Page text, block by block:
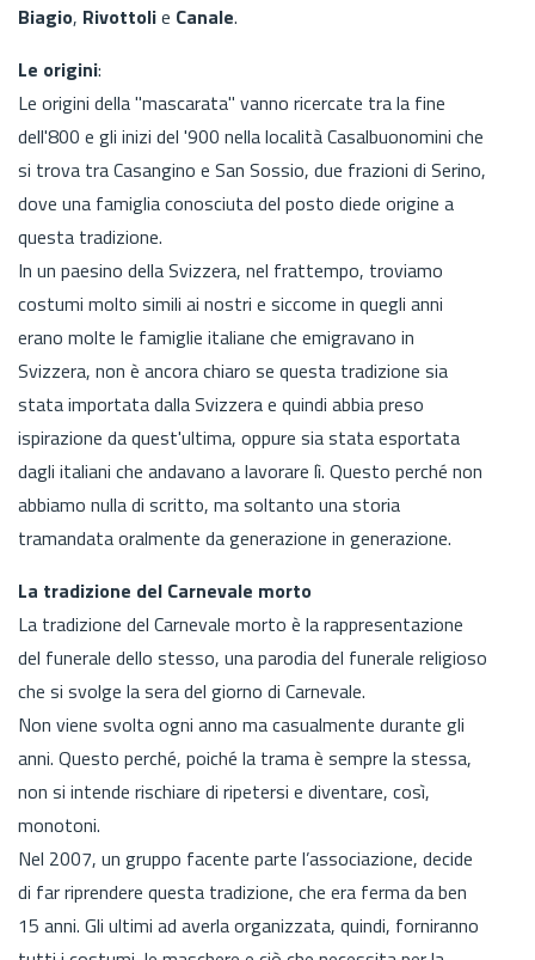
Biagio, Rivottolie Canale.
Le origini:
Le origini della "mascarata" vanno ricercate tra la fine
dell'800 e gli inizi del '900 nella località Casalbuonomini che
si trova tra Casangino e San Sossio, due frazioni di Serino,
dove una famiglia conosciuta del posto diede origine a
questa tradizione.
In un paesino della Svizzera, nel frattempo, troviamo
costumi molto simili ai nostri e siccome in quegli anni
erano molte le famiglie italiane che emigravano in
Svizzera, non è ancora chiaro se questa tradizione sia
stata importata dalla Svizzera e quindi abbia preso
ispirazione da quest'ultima, oppure sia stata esportata
dagli italiani che andavano a lavorare lì. Questo perché non
abbiamo nulla di scritto, ma soltanto una storia
tramandata oralmente da generazione in generazione.
La tradizione del Carnevale morto
La tradizione del Carnevale morto è la rappresentazione
del funerale dello stesso, una parodia del funerale religioso
che si svolge la sera del giorno di Carnevale.
Non viene svolta ogni anno ma casualmente durante gli
anni. Questo perché, poiché la trama è sempre la stessa,
non si intende rischiare di ripetersi e diventare, così,
monotoni.
Nel 2007, un gruppo facente parte l’associazione, decide
di far riprendere questa tradizione, che era ferma da ben
15 anni. Gli ultimi ad averla organizzata, quindi, forniranno